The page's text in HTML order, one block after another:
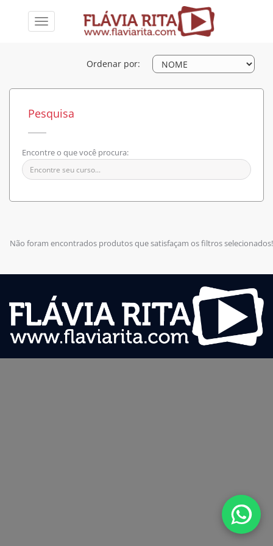
Toggle
Ordenar por:
Pesquisa
Encontre o que você procura:
Não foram encontrados produtos que satisfaçam os filtros selecionados!